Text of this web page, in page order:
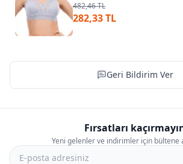
482,46 TL
282,33 TL
Geri Bildirim Ver
Fırsatları
Yeni gelenler ve indirimler için bültene